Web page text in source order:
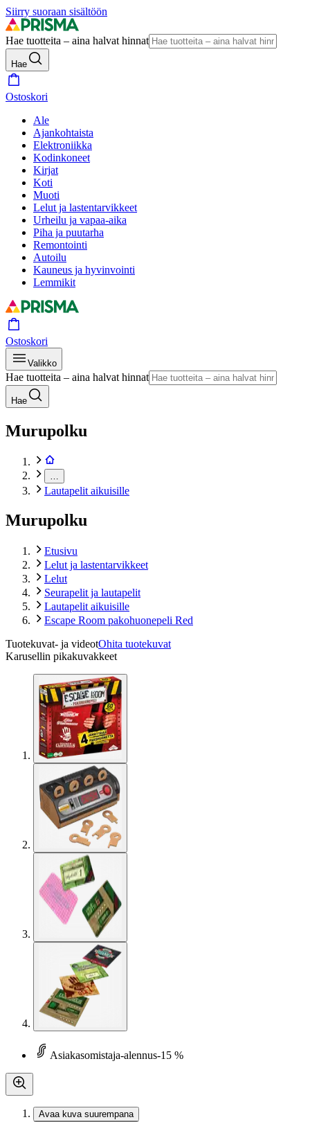
Siirry suoraan sisältöön
Hae tuotteita – aina halvat hinnat
Hae
Ostoskori
Ale
Ajankohtaista
Elektroniikka
Kodinkoneet
Kirjat
Koti
Muoti
Lelut ja lastentarvikkeet
Urheilu ja vapaa-aika
Piha ja puutarha
Remontointi
Autoilu
Kauneus ja hyvinvointi
Lemmikit
Ostoskori
Valikko
Hae tuotteita – aina halvat hinnat
Hae
Murupolku
Lautapelit aikuisille
Murupolku
Etusivu
Lelut ja lastentarvikkeet
Lelut
Seurapelit ja lautapelit
Lautapelit aikuisille
Escape Room pakohuonepeli Red
Tuotekuvat- ja videotOhita tuotekuvat
Karusellin pikakuvakkeet
Asiakasomistaja-alennus-15 %
Avaa kuva suurempana